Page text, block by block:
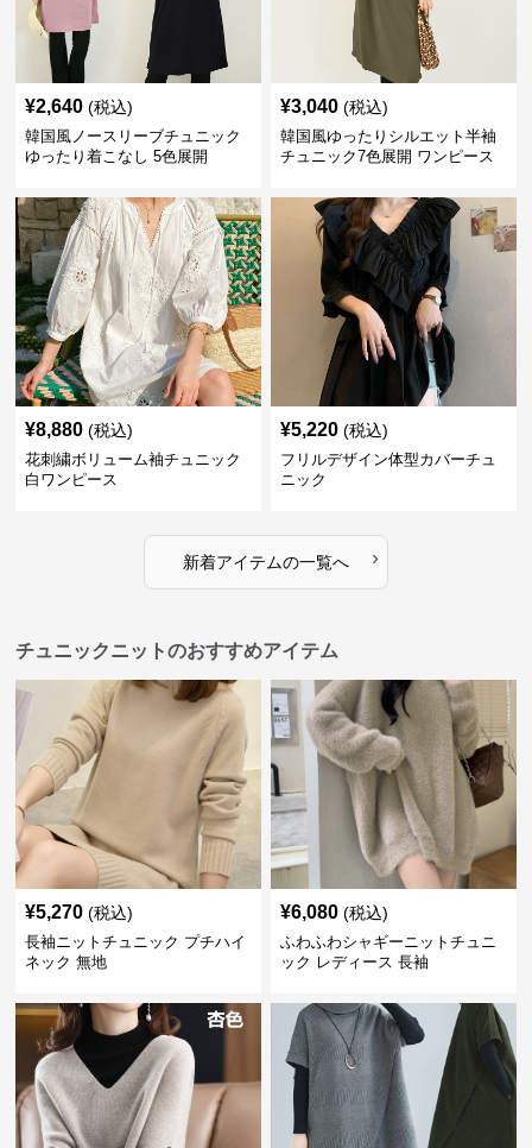
¥2,640 (税込)
韓国風ノースリーブチュニック
ゆったり着こなし 5色展開
¥3,040 (税込)
韓国風ゆったりシルエット半袖
チュニック7色展開 ワンピース
¥8,880 (税込)
花刺繍ボリューム袖チュニック
白ワンピース
¥5,220 (税込)
フリルデザイン体型カバーチュ
ニック
新着アイテムの一覧へ ›
チュニックニットのおすすめアイテム
¥5,270 (税込)
長袖ニットチュニック プチハイ
ネック 無地
¥6,080 (税込)
ふわふわシャギーニットチュニ
ック レディース 長袖